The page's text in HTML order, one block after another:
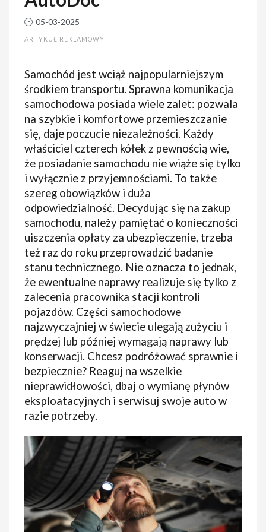
05-03-2025
ARTYKUŁ REKLAMOWY
Samochód jest wciąż najpopularniejszym
środkiem transportu. Sprawna komunikacja
samochodowa posiada wiele zalet: pozwala
na szybkie i komfortowe przemieszczanie
się, daje poczucie niezależności. Każdy
właściciel czterech kółek z pewnością wie,
że posiadanie samochodu nie wiąże się tylko
i wyłącznie z przyjemnościami. To także
szereg obowiązków i duża
odpowiedzialność. Decydując się na zakup
samochodu, należy pamiętać o konieczności
uiszczenia opłaty za ubezpieczenie, trzeba
też raz do roku przeprowadzić badanie
stanu technicznego. Nie oznacza to jednak,
że ewentualne naprawy realizuje się tylko z
zalecenia pracownika stacji kontroli
pojazdów. Części samochodowe
najzwyczajniej w świecie ulegają zużyciu i
prędzej lub później wymagają naprawy lub
konserwacji. Chcesz podróżować sprawnie i
bezpiecznie? Reaguj na wszelkie
nieprawidłowości, dbaj o wymianę płynów
eksploatacyjnych i serwisuj swoje auto w
razie potrzeby.